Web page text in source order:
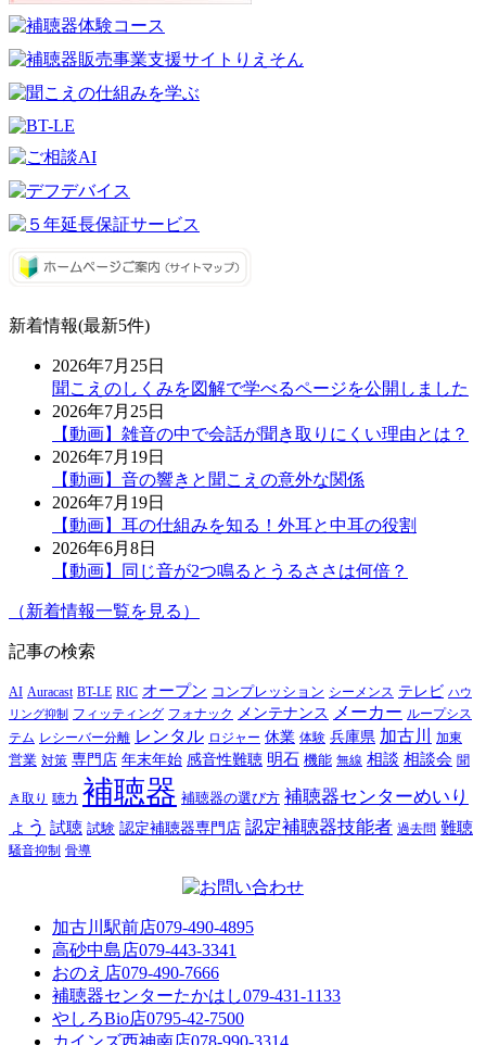
新着情報(最新5件)
2026年7月25日
聞こえのしくみを図解で学べるページを公開しました
2026年7月25日
【動画】雑音の中で会話が聞き取りにくい理由とは？
2026年7月19日
【動画】音の響きと聞こえの意外な関係
2026年7月19日
【動画】耳の仕組みを知る！外耳と中耳の役割
2026年6月8日
【動画】同じ音が2つ鳴るとうるささは何倍？
（新着情報一覧を見る）
記事の検索
AI Auracast BT-LE RIC オープン コンプレッション シーメンス テレビ ハウ
リング抑制
フィッティング フォナック メンテナンス メーカー ループシス
テム レシーバー分離 レンタル ロジャー 休業 体験 兵庫県 加古川 加東
営業 対策 専門店 年末年始 感音性難聴 明石 機能 無線 相談 相談会 聞
き取り 聴力 補聴器 補聴器の選び方 補聴器センターめいり
ょう 試聴 試験 認定補聴器専門店 認定補聴器技能者 過去問 難聴
騒音抑制 骨導
加古川駅前店079-490-4895
高砂中島店079-443-3341
おのえ店079-490-7666
補聴器センターたかはし079-431-1133
やしろBio店0795-42-7500